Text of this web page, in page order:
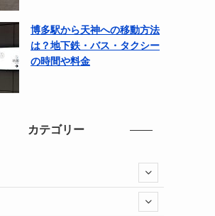
博多駅から天神への移動方法
は？地下鉄・バス・タクシー
の時間や料金
カテゴリー